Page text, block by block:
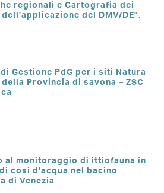
regionali e Cartografia dei
del DMV/DE”.
Gestione PdG per i siti Natura
Provincia di savona – ZSC
al monitoraggio di ittiofauna in
cosi d’acqua nel bacino
di Venezia